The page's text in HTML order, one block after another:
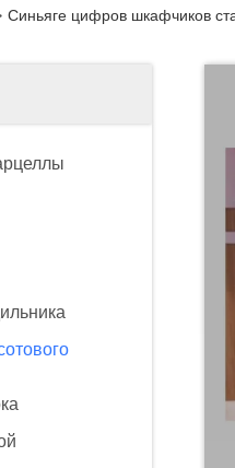
Синьяге цифров шкафчиков